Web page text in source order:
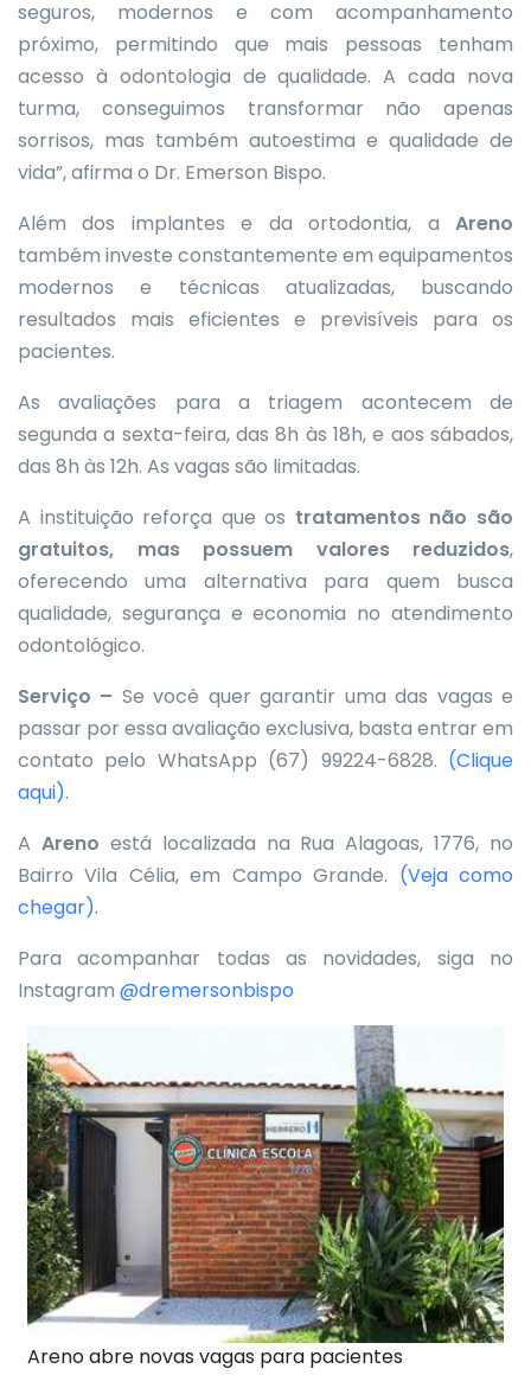
seguros, modernos e com acompanhamento
próximo, permitindo que mais pessoas tenham
acesso à odontologia de qualidade. A cada nova
turma, conseguimos transformar não apenas
sorrisos, mas também autoestima e qualidade de
vida”, afirma o Dr. Emerson Bispo.
Além dos implantes e da ortodontia, a Areno
também investe constantemente em equipamentos
modernos e técnicas atualizadas, buscando
resultados mais eficientes e previsíveis para os
pacientes.
As avaliações para a triagem acontecem de
segunda a sexta-feira, das 8h às 18h, e aos sábados,
das 8h às 12h. As vagas são limitadas.
A instituição reforça que os tratamentos não são
gratuitos, mas possuem valores reduzidos,
oferecendo uma alternativa para quem busca
qualidade, segurança e economia no atendimento
odontológico.
Serviço – Se você quer garantir uma das vagas e
passar por essa avaliação exclusiva, basta entrar em
contato pelo WhatsApp (67) 99224-6828. (Clique
aqui).
A Areno está localizada na Rua Alagoas, 1776, no
Bairro Vila Célia, em Campo Grande. (Veja como
chegar).
Para acompanhar todas as novidades, siga no
Instagram @dremersonbispo
Areno abre novas vagas para pacientes